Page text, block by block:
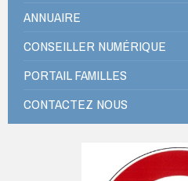
ANNUAIRE
CONSEILLER NUMÉRIQUE
PORTAIL FAMILLES
CONTACTEZ NOUS